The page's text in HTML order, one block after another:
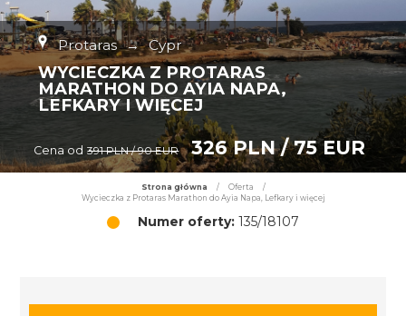
Protaras → Cypr
WYCIECZKA Z PROTARAS
MARATHON DO AYIA NAPA,
LEFKARY I WIĘCEJ
Cena od 391 PLN / 90 EUR 326 PLN / 75 EUR
Strona główna / Oferta
/
Wycieczka z Protaras Marathon do Ayia Napa, Lefkary i więcej
Numer oferty: 135/18107